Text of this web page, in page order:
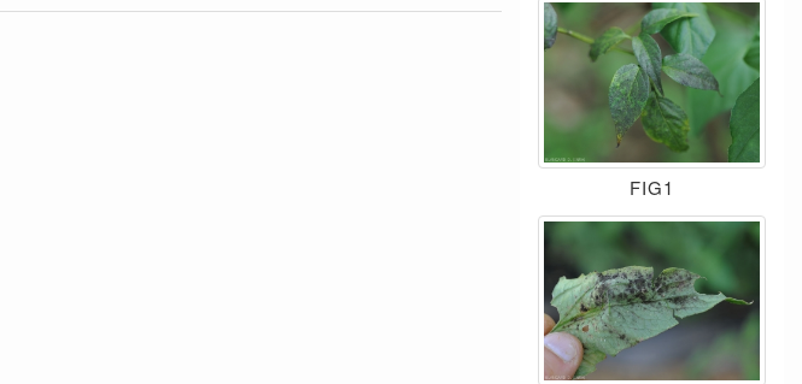
FIG1